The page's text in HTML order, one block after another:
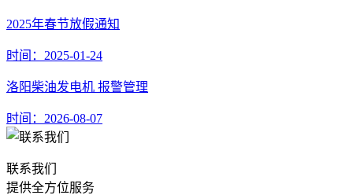
2025年春节放假通知
时间：2025-01-24
洛阳柴油发电机 报警管理
时间：2026-08-07
联系我们
提供全方位服务